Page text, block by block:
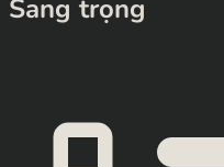
Sang trọng